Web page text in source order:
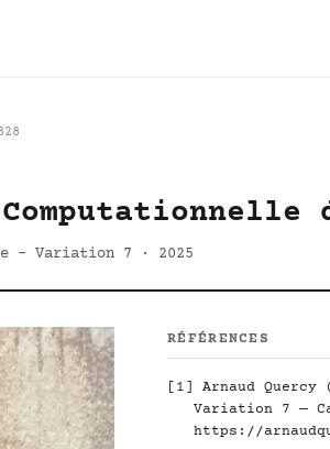
- Variation 7 · 2025
RÉFÉRENCES
[1] Arnaud
Variation 7 —
https://